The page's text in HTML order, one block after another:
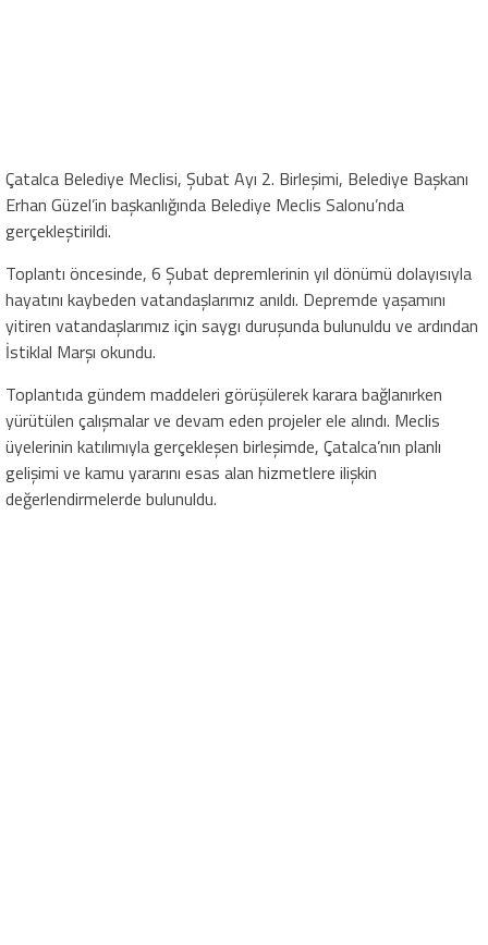
Çatalca Belediye Meclisi, Şubat Ayı 2. Birleşimi, Belediye Başkanı
Erhan Güzel’in başkanlığında Belediye Meclis Salonu’nda
gerçekleştirildi.
Toplantı öncesinde, 6 Şubat depremlerinin yıl dönümü dolayısıyla
hayatını kaybeden vatandaşlarımız anıldı. Depremde yaşamını
yitiren vatandaşlarımız için saygı duruşunda bulunuldu ve ardından
İstiklal Marşı okundu.
Toplantıda gündem maddeleri görüşülerek karara bağlanırken
yürütülen çalışmalar ve devam eden projeler ele alındı. Meclis
üyelerinin katılımıyla gerçekleşen birleşimde, Çatalca’nın planlı
gelişimi ve kamu yararını esas alan hizmetlere ilişkin
değerlendirmelerde bulunuldu.